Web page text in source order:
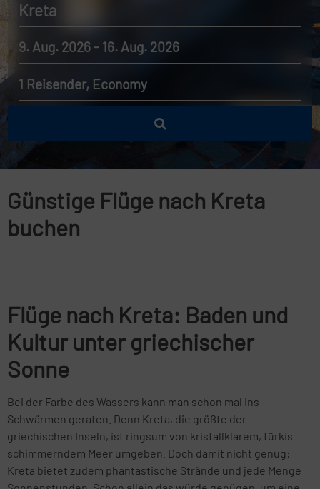
Kreta
9. Aug. 2026 - 16. Aug. 2026
1 Reisender, Economy
Günstige Flüge nach Kreta
buchen
Flüge nach Kreta: Baden und
Kultur unter griechischer
Sonne
Bei der Farbe des Wassers kann man schon mal ins
Schwärmen geraten. Denn Kreta, die größte der
griechischen Inseln, ist ringsum von kristallklarem, türkis
schimmerndem Meer umgeben. Doch damit nicht genug:
Kreta bietet zudem phantastische Strände und jede Menge